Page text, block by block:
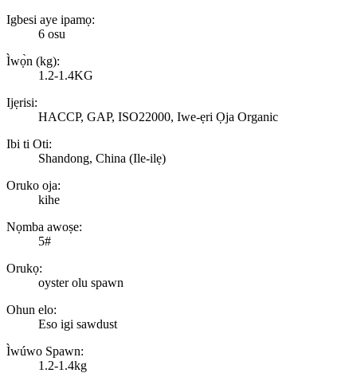
Igbesi aye ipamọ:
6 osu
Ìwọ̀n (kg):
1.2-1.4KG
Ijẹrisi:
HACCP, GAP, ISO22000, Iwe-ẹri Ọja Organic
Ibi ti Oti:
Shandong, China (Ile-ilẹ)
Oruko oja:
kihe
Nọmba awoṣe:
5#
Orukọ:
oyster olu spawn
Ohun elo:
Eso igi sawdust
Ìwúwo Spawn:
1.2-1.4kg